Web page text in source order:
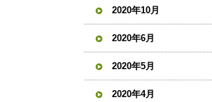
2020年10月
2020年6月
2020年5月
2020年4月